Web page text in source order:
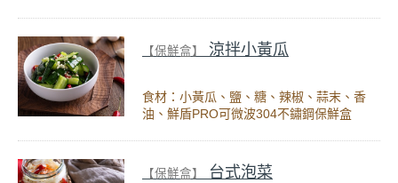
【保鮮盒】 涼拌小黃瓜
食材：小黃瓜、鹽、糖、辣椒、蒜末、香
油、鮮盾PRO可微波304不鏽鋼保鮮盒
【保鮮盒】 台式泡菜